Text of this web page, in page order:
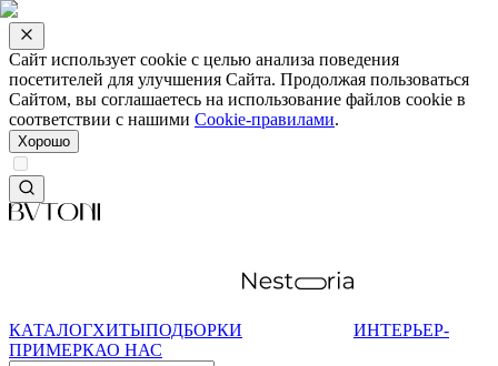
Сайт использует cookie с целью анализа поведения
посетителей для улучшения Сайта. Продолжая пользоваться
Сайтом, вы соглашаетесь на использование файлов cookie в
соответствии с нашими Cookie-правилами.
Хорошо
КАТАЛОГХИТЫПОДБОРКИ
ИНТЕРЬЕР-
ПРИМЕРКАО НАС